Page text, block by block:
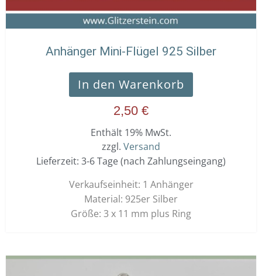
Anhänger Mini-Flügel 925 Silber
In den Warenkorb
2,50 €
Enthält 19% MwSt.
zzgl. Versand
Lieferzeit: 3-6 Tage (nach Zahlungseingang)
Verkaufseinheit: 1 Anhänger
Material: 925er Silber
Größe: 3 x 11 mm plus Ring